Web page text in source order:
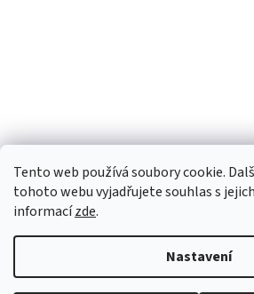
Tento web používá soubory cookie.
tohoto webu vyjadřujete souhlas s
informacízde.
Nastavení
Vytvořil Shoptet